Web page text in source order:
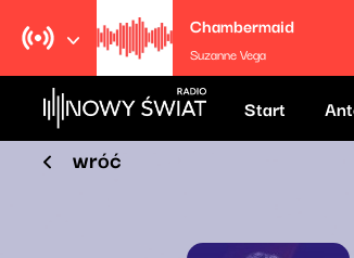
Chambermaid
Suzanne Vega
Start
wróć